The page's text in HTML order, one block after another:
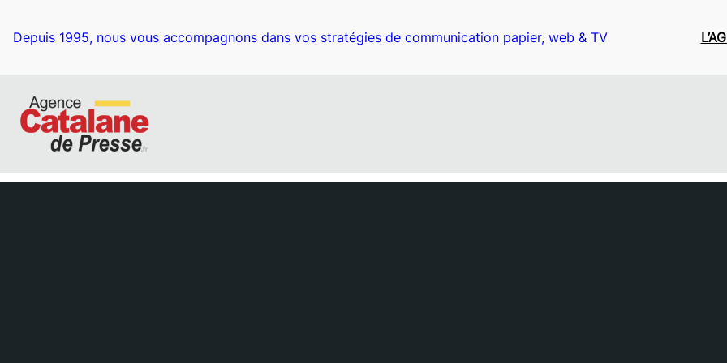
contenu
Depuis 1995, nous vous accompagnons dans vos stratégies de communication papier, web & TV